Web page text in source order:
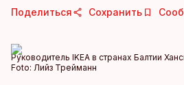
Поделиться Сохранить
Руководитель IKEA в странах Балтии
Foto: Лийз Трейманн